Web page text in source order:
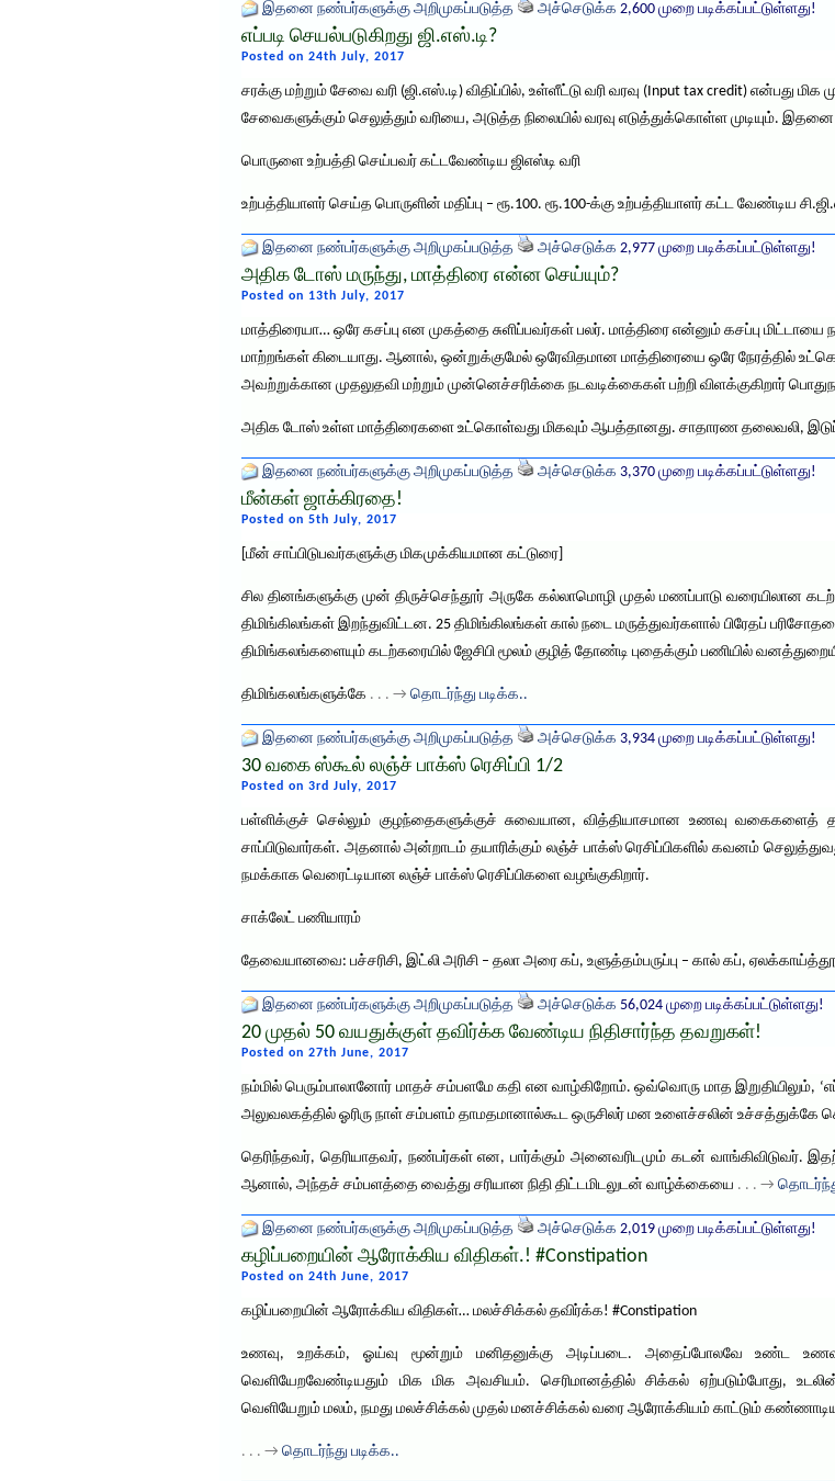
இதனை நண்பர்களுக்கு அறிமுகப்படுத்த அச்செடுக்க 2,600 முறை படிக்கப்பட்டுள்ளது!
எப்படி செயல்படுகிறது ஜி.எஸ்.டி?
Posted on 24th July, 2017
சரக்கு மற்றும் சேவை வரி (ஜி.எஸ்.டி) விதிப்பில், உள்ளீட்டு வரி வரவு (Input tax credit) என்பது
சேவைகளுக்கும் செலுத்தும் வரியை, அடுத்த நிலையில் வரவு எடுத்துக்கொள்ள முடியும்.
பொருளை உற்பத்தி செய்பவர் கட்டவேண்டிய ஜிஎஸ்டி வரி
உற்பத்தியாளர் செய்த பொருளின் மதிப்பு – ரூ.100. ரூ.100-க்கு உற்பத்தியாளர் கட்ட வேண்டிய
இதனை நண்பர்களுக்கு அறிமுகப்படுத்த அச்செடுக்க 2,977 முறை படிக்கப்பட்டுள்ளது!
அதிக டோஸ் மருந்து, மாத்திரை என்ன செய்யும்?
Posted on 13th July, 2017
மாத்திரையா… ஒரே கசப்பு என முகத்தை சுளிப்பவர்கள் பலர். மாத்திரை என்னும் கசப்பு
மாற்றங்கள் கிடையாது. ஆனால், ஒன்றுக்குமேல் ஒரேவிதமான மாத்திரையை ஒரே நேரத்தில்
அவற்றுக்கான முதலுதவி மற்றும் முன்னெச்சரிக்கை நடவடிக்கைகள் பற்றி விளக்குகிறார்
அதிக டோஸ் உள்ள மாத்திரைகளை உட்கொள்வது மிகவும் ஆபத்தானது. சாதாரண தலைவலி, இடுப்பு
இதனை நண்பர்களுக்கு அறிமுகப்படுத்த அச்செடுக்க 3,370 முறை படிக்கப்பட்டுள்ளது!
மீன்கள் ஜாக்கிரதை!
Posted on 5th July, 2017
[மீன் சாப்பிடுபவர்களுக்கு மிகமுக்கியமான கட்டுரை]
சில தினங்களுக்கு முன் திருச்செந்தூர் அருகே கல்லாமொழி முதல் மணப்பாடு வரையிலான
திமிங்கிலங்கள் இறந்துவிட்டன. 25 திமிங்கிலங்கள் கால் நடை மருத்துவர்களால் பிரேதப்
திமிங்கலங்களையும் கடற்கரையில் ஜேசிபி மூலம் குழித் தோண்டி புதைக்கும் பணியில்
திமிங்கலங்களுக்கே . . . → தொடர்ந்து படிக்க..
இதனை நண்பர்களுக்கு அறிமுகப்படுத்த அச்செடுக்க 3,934 முறை படிக்கப்பட்டுள்ளது!
30 வகை ஸ்கூல் லஞ்ச் பாக்ஸ் ரெசிப்பி 1/2
Posted on 3rd July, 2017
பள்ளிக்குச் செல்லும் குழந்தைகளுக்குச் சுவையான, வித்தியாசமான உணவு
சாப்பிடுவார்கள். அதனால் அன்றாடம் தயாரிக்கும் லஞ்ச் பாக்ஸ் ரெசிப்பிகளில் கவனம்
நமக்காக வெரைட்டியான லஞ்ச் பாக்ஸ் ரெசிப்பிகளை வழங்குகிறார்.
சாக்லேட் பணியாரம்
தேவையானவை: பச்சரிசி, இட்லி அரிசி – தலா அரை கப், உளுத்தம்பருப்பு – கால் கப்,
இதனை நண்பர்களுக்கு அறிமுகப்படுத்த அச்செடுக்க 56,024 முறை படிக்கப்பட்டுள்ளது!
20 முதல் 50 வயதுக்குள் தவிர்க்க வேண்டிய நிதிசார்ந்த தவறுகள்!
Posted on 27th June, 2017
நம்மில் பெரும்பாலானோர் மாதச் சம்பளமே கதி என வாழ்கிறோம். ஒவ்வொரு மாத இறுதியிலும்,
அலுவலகத்தில் ஓரிரு நாள் சம்பளம் தாமதமானால்கூட ஒருசிலர் மன உளைச்சலின் உச்சத்துக்கே
தெரிந்தவர், தெரியாதவர், நண்பர்கள் என, பார்க்கும் அனைவரிடமும் கடன் வாங்கிவிடுவர்.
ஆனால், அந்தச் சம்பளத்தை வைத்து சரியான நிதி திட்டமிடலுடன் வாழ்க்கையை . . . →
இதனை நண்பர்களுக்கு அறிமுகப்படுத்த அச்செடுக்க 2,019 முறை படிக்கப்பட்டுள்ளது!
கழிப்பறையின் ஆரோக்கிய விதிகள்.! #Constipation
Posted on 24th June, 2017
கழிப்பறையின் ஆரோக்கிய விதிகள்… மலச்சிக்கல் தவிர்க்க! #Constipation
உணவு, உறக்கம், ஓய்வு மூன்றும் மனிதனுக்கு அடிப்படை. அதைப்போலவே உண்ட உணவு
வெளியேறவேண்டியதும் மிக மிக அவசியம். செரிமானத்தில் சிக்கல் ஏற்படும்போது,
வெளியேறும் மலம், நமது மலச்சிக்கல் முதல் மனச்சிக்கல் வரை ஆரோக்கியம் காட்டும்
. . . → தொடர்ந்து படிக்க..